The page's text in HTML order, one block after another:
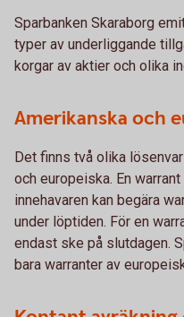
Sparbanken Skaraborg
typer av underliggande
korgar av aktier och olika
Amerikanska och
Det finns två olika
och europeiska. En
innehavaren kan begära
under löptiden. För en
endast ske på slutdagen.
bara warranter av